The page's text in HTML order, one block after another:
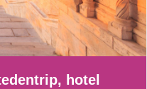
hotel